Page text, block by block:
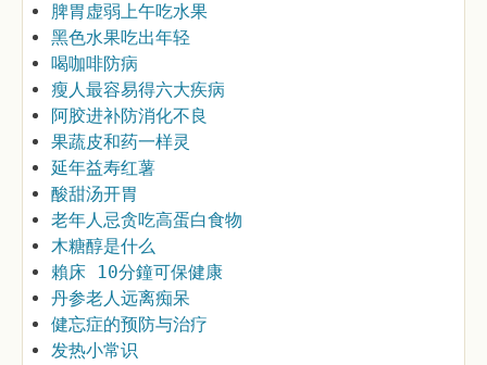
脾胃虚弱上午吃水果
黑色水果吃出年轻
喝咖啡防病
瘦人最容易得六大疾病
阿胶进补防消化不良
果蔬皮和药一样灵
延年益寿红薯
酸甜汤开胃
老年人忌贪吃高蛋白食物
木糖醇是什么
賴床 10分鐘可保健康
丹参老人远离痴呆
健忘症的预防与治疗
发热小常识